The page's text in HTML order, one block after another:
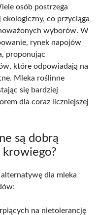
osób postrzega
co przyciąga
wyborów. W
rynek napojów
proponując
które odpowiadają na
Mleka roślinne
się bardziej
dla coraz liczniejszej
są dobrą
dla mleka
na nietolerancję